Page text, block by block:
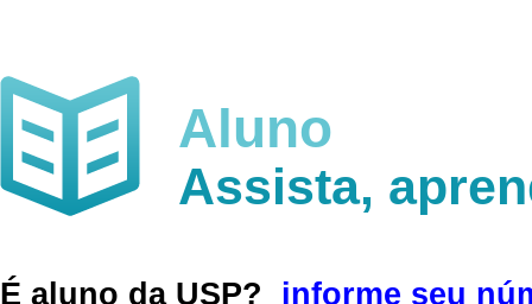
Aluno
Assista,
É aluno da USP?
informe seu